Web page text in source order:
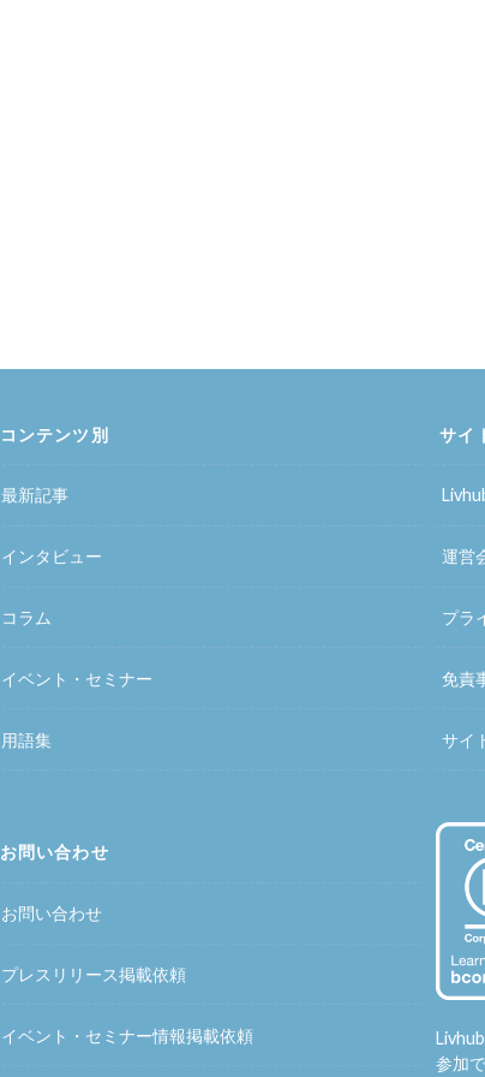
コンテンツ別
最新記事
インタビュー
コラム
イベント・セミナー
用語集
お問い合わせ
お問い合わせ
プレスリリース掲載依頼
イベント・セミナー情報掲載依頼
サイ
運営
プラ
免責
サイ
参加